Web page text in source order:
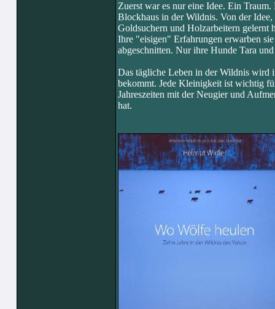
Zuerst war es nur eine Idee. Ein
Blockhaus in der Wildnis. Von der
Goldsuchern und Holzarbeitern gelernt
Ihre "eisigen" Erfahrungen erwarben
abgeschnitten. Nur ihre Hunde Tara
Das tägliche Leben in der Wildnis wird
bekommt. Jede Kleinigkeit ist wichtig
Jahreszeiten mit der Neugier und
hat.